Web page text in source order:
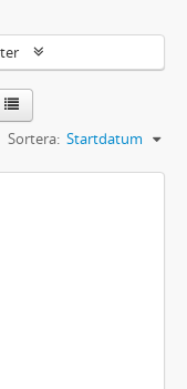
Sortera: Startdatum